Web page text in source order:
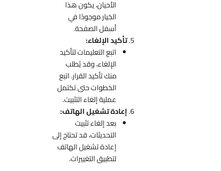
الأحيان، يكون هذا
الخيار موجودًا في
أسفل الصفحة.
تأكيد الإلغاء:
اتبع التعليمات لتأكيد
الإلغاء، وقد يُطلب
منك تأكيد القرار. اتبع
الخطوات حتى تكتمل
عملية إلغاء التثبيت.
إعادة تشغيل الهاتف:
بعد إلغاء تثبيت
التحديثات، قد تحتاج إلى
إعادة تشغيل الهاتف
لتطبيق التغييرات.